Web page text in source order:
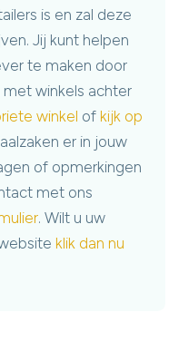
is en zal deze
Jij kunt helpen
te maken door
winkels achter
winkel of kijk op
er in jouw
of opmerkingen
met ons
. Wilt u uw
klik dan nu